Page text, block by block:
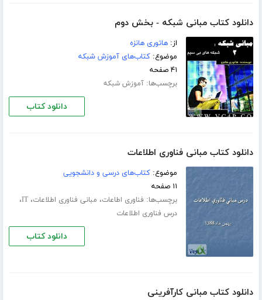
دانلود کتاب مبانی شبکه - بخش دوم
از:هاتوری هانزه
موضوع:کتاب‌های آموزش شبکه
۴۱ صفحه
برچسب‌ها:آموزش شبکه
دانلود کتاب
دانلود کتاب مبانی فناوری اطلاعات
موضوع:کتاب‌های درسی و دانشجویی
۱۱ صفحه
برچسب‌ها: فناوری اطاعات، مبانی فناوری اطلاعات،IT،
درس فناوری اطلاعات
دانلود کتاب
دانلود کتاب مبانی کارآفرینی